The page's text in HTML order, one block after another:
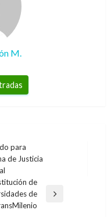
M.
para
de Justicia
de
de